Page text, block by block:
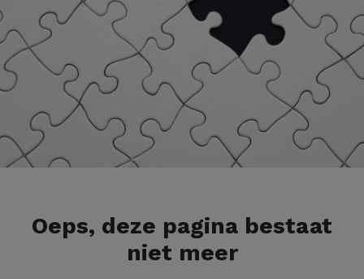
Oeps, deze pagina bestaat
niet meer